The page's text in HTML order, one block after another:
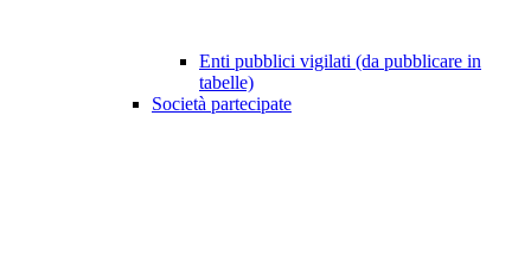
Enti pubblici vigilati (da pubblicare in
tabelle)
Società partecipate